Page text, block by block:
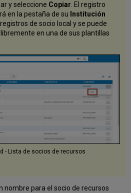
y seleccione Copiar. El registro
en la pestaña de su Institución
de socio local y se puede
en una de sus plantillas
- Lista de socios de recursos
nombre para el socio de recursos